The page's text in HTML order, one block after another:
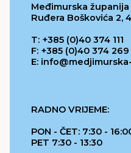
Međimurska županija
Ruđera Boškovića 2,
T: +385 (0)40 374 111
F: +385 (0)40 374 269
E:
RADNO VRIJEME:
PON - ČET: 7:30 -
PET 7:30 - 13:30